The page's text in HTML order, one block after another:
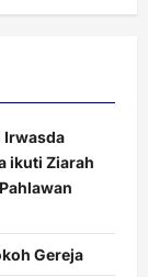
Irwasda
ikuti Ziarah
Gereja